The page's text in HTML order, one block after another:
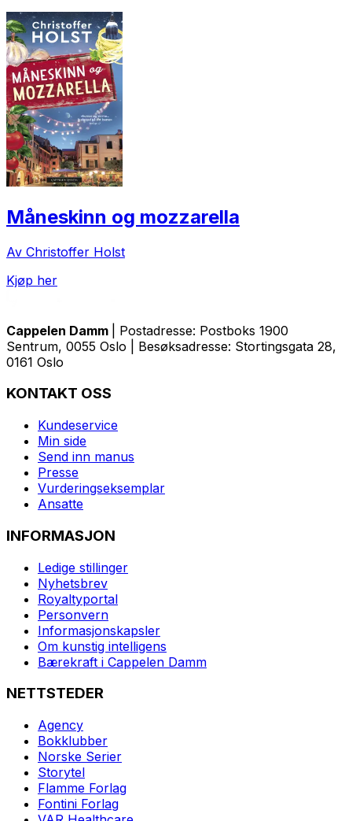
Måneskinn og mozzarella
Av Christoffer Holst
Kjøp her
Cappelen Damm
| Postadresse: Postboks 1900
Sentrum, 0055 Oslo | Besøksadresse: Stortingsgata 28,
0161 Oslo
KONTAKT OSS
Kundeservice
Min side
Send inn manus
Presse
Vurderingseksemplar
Ansatte
INFORMASJON
Ledige stillinger
Nyhetsbrev
Royaltyportal
Personvern
Informasjonskapsler
Om kunstig intelligens
Bærekraft i Cappelen Damm
NETTSTEDER
Agency
Bokklubber
Norske Serier
Storytel
Flamme Forlag
Fontini Forlag